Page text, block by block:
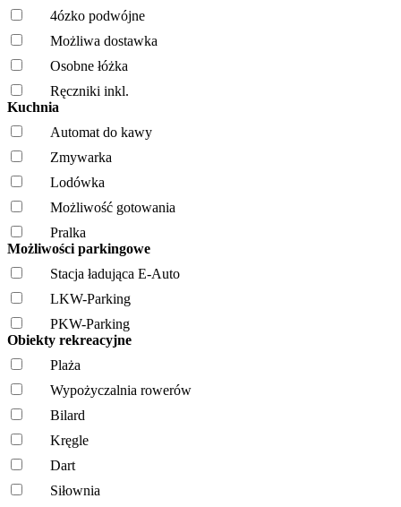
4ózko podwójne
Możliwa dostawka
Osobne łóżka
Ręczniki inkl.
Kuchnia
Automat do kawy
Zmywarka
Lodówka
Możliwość gotowania
Pralka
Możliwości parkingowe
Stacja ładująca E-Auto
LKW-Parking
PKW-Parking
Obiekty rekreacyjne
Plaża
Wypożyczalnia rowerów
Bilard
Kręgle
Dart
Siłownia